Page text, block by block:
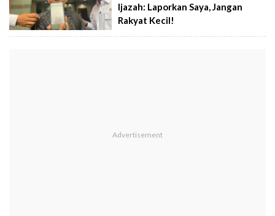
Ijazah: Laporkan Saya, Jangan
Rakyat Kecil!